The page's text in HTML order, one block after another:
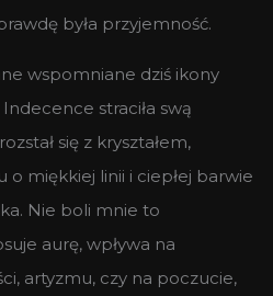
była przyjemność.
wspomniane dziś ikony
straciła swą
się z kryształem,
miękkiej linii i ciepłej barwie
Nie boli mnie to
aurę, wpływa na
artyzmu, czy na poczucie,